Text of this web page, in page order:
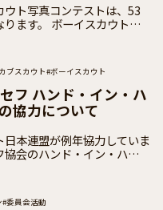
ウト写真コンテストは、53
イスカウト活
ンテストに
ブスカウト#ボーイスカウト
#ローバースカウト
・季節事業）#お知らせ #加盟員向け
フ ハンド・イン・ハ
協力について
日本連盟が例年協力していま
会のハンド・イン・ハンド
・イン・ハンド募金は、1
#委員会活動